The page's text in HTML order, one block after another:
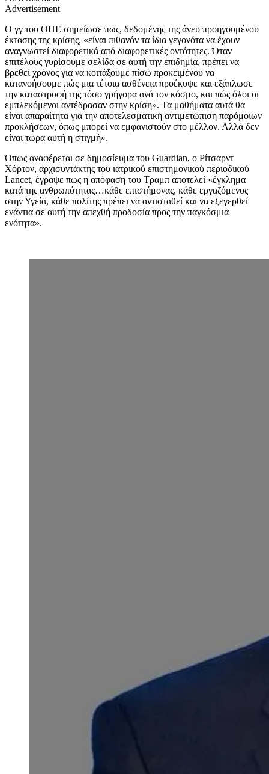
Advertisement
Ο γγ του ΟΗΕ σημείωσε πως, δεδομένης της άνευ προηγουμένου
έκτασης της κρίσης, «είναι πιθανόν τα ίδια γεγονότα να έχουν
αναγνωστεί διαφορετικά από διαφορετικές οντότητες. Όταν
επιτέλους γυρίσουμε σελίδα σε αυτή την επιδημία, πρέπει να
βρεθεί χρόνος για να κοιτάξουμε πίσω προκειμένου να
κατανοήσουμε πώς μια τέτοια ασθένεια προέκυψε και εξάπλωσε
την καταστροφή της τόσο γρήγορα ανά τον κόσμο, και πώς όλοι οι
εμπλεκόμενοι αντέδρασαν στην κρίση». Τα μαθήματα αυτά θα
είναι απαραίτητα για την αποτελεσματική αντιμετώπιση παρόμοιων
προκλήσεων, όπως μπορεί να εμφανιστούν στο μέλλον. Αλλά δεν
είναι τώρα αυτή η στιγμή».
Όπως αναφέρεται σε δημοσίευμα του Guardian, ο Ρίτσαρντ
Χόρτον, αρχισυντάκτης του ιατρικού επιστημονικού περιοδικού
Lancet, έγραψε πως η απόφαση του Τραμπ αποτελεί «έγκλημα
κατά της ανθρωπότητας…κάθε επιστήμονας, κάθε εργαζόμενος
στην Υγεία, κάθε πολίτης πρέπει να αντισταθεί και να εξεγερθεί
ενάντια σε αυτή την απεχθή προδοσία προς την παγκόσμια
ενότητα».